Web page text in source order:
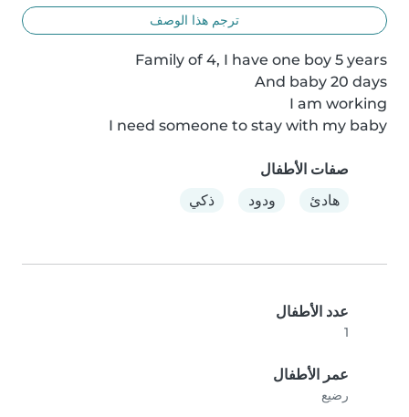
ترجم هذا الوصف
I need someone to stay with my baby
صفات الأطفال
هادئ
ودود ذكي
عدد الأطفال
1
عمر الأطفال
رضيع